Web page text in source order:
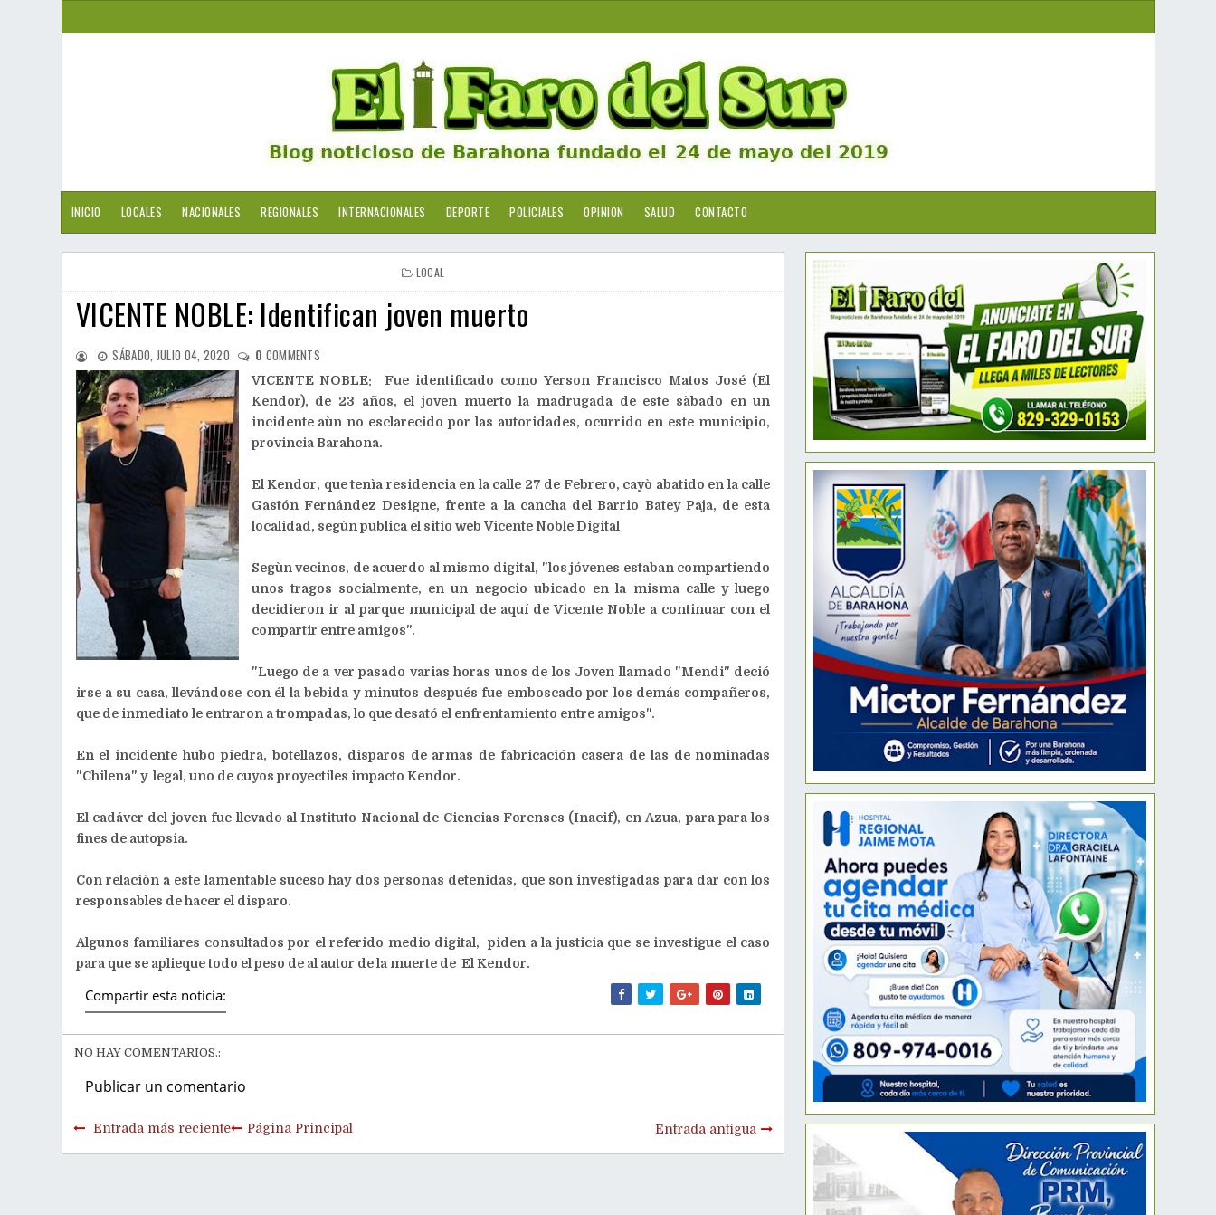
INICIO LOCALES NACIONALES REGIONALES INTERNACIONALES DEPORTE POLICIALES OPINION SALUD CONTACTO
LOCAL
VICENTE NOBLE: Identifican joven muerto
SÁBADO, JULIO 04, 2020 0 COMMENTS
VICENTE NOBLE: Fue identificado como Yerson Francisco Matos José (El
Kendor), de 23 años, el joven muerto la madrugada de este sàbado en un
incidente aùn no esclarecido por las autoridades, ocurrido en este municipio,
provincia Barahona.
El Kendor, que tenìa residencia en la calle 27 de Febrero, cayò abatido en la calle
Gastón Fernández Designe, frente a la cancha del Barrio Batey Paja, de esta
localidad, segùn publica el sitio web Vicente Noble Digital
Segùn vecinos, de acuerdo al mismo digital, "los jóvenes estaban compartiendo
unos tragos socialmente, en un negocio ubicado en la misma calle y luego
decidieron ir al parque municipal de aquí de Vicente Noble a continuar con el
compartir entre amigos".
"Luego de a ver pasado varias horas unos de los Joven llamado "Mendi" deció
irse a su casa, llevándose con él la bebida y minutos después fue emboscado por los demás compañeros,
que de inmediato le entraron a trompadas, lo que desató el enfrentamiento entre amigos".
En el incidente hubo piedra, botellazos, disparos de armas de fabricación casera de las de nominadas
"Chilena" y legal, uno de cuyos proyectiles impacto Kendor.
El cadáver del joven fue llevado al Instituto Nacional de Ciencias Forenses (Inacif), en Azua, para para los
fines de autopsia.
Con relaciòn a este lamentable suceso hay dos personas detenidas, que son investigadas para dar con los
responsables de hacer el disparo.
Algunos familiares consultados por el referido medio digital, piden a la justicia que se investigue el caso
para que se aplieque todo el peso de al autor de la muerte de El Kendor.
Compartir esta noticia:
NO HAY COMENTARIOS.:
Publicar un comentario
Entrada más reciente Entrada antigua
Página Principal